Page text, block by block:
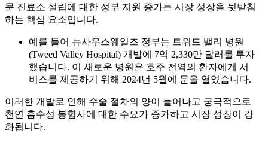
문 진료소 설립에 대한 정부 지원 증가는 시장 성장을 뒷받침
하는 핵심 요소입니다.
예를 들어 뉴사우스웨일즈 정부는 트위드 밸리 병원
(Tweed Valley Hospital) 개발에 7억 2,330만 달러를 투자
했습니다. 이 새로운 병원은 호주 전역의 환자에게 서
비스를 제공하기 위해 2024년 5월에 문을 열었습니다.
이러한 개발로 인해 수술 절차의 양이 늘어나고 궁극적으로
천연 흡수성 봉합사에 대한 수요가 증가하고 시장 성장이 강
화됩니다.